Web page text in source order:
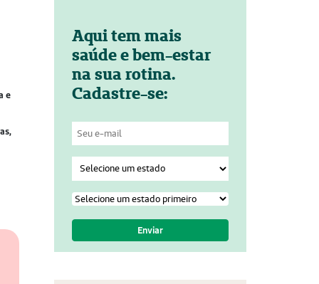
e
Aqui tem mais
saúde e bem-estar
na sua rotina.
Cadastre-se: